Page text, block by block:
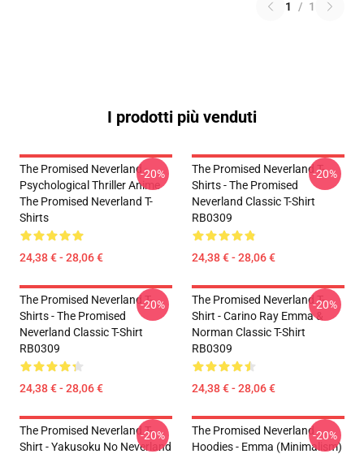
1 / 1
I prodotti più venduti
The Promised Neverland -
Psychological Thriller Anime
The Promised Neverland T-
Shirts
24,38 € - 28,06 €
-20%
The Promised Neverland T-
Shirts - The Promised
Neverland Classic T-Shirt
RB0309
24,38 € - 28,06 €
-20%
The Promised Neverland T-
Shirts - The Promised
Neverland Classic T-Shirt
RB0309
24,38 € - 28,06 €
-20%
The Promised Neverland T-
Shirt - Carino Ray Emma &
Norman Classic T-Shirt
RB0309
24,38 € - 28,06 €
-20%
The Promised Neverland T-
Shirt - Yakusoku No Neverland
-20%
The Promised Neverland
Hoodies - Emma (Minimalism)
-20%